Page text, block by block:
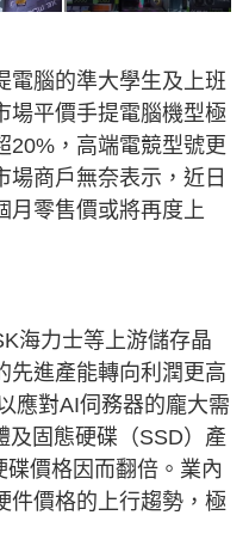
電腦的準大學生及上班
場平價手提電腦機型極
20%，高端電競型號更
場商戶無奈表示，近日
月零售價或將再度上
海力士等上游儲存晶
先進產能轉向利潤更高
應對AI伺務器的龐大需
及固態硬碟（SSD）產
價格因而翻倍。業內
件價格的上行趨勢，極